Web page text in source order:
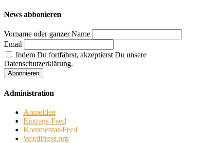
News abbonieren
Vorname oder ganzer Name
Email
Indem Du fortfährst, akzeptierst Du unsere
Datenschutzerklärung.
Administration
Anmelden
Eintrags-Feed
Kommentar-Feed
WordPress.org